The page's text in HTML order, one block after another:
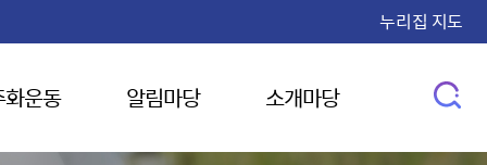
누리집 지도
운동 알림마당 소개마당